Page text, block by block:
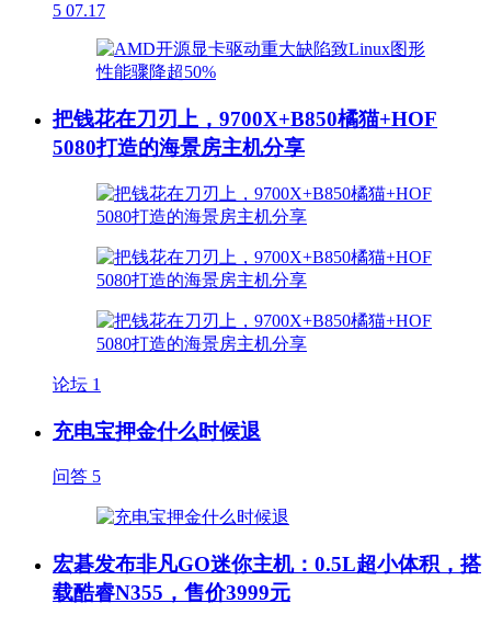
5 07.17
把钱花在刀刃上，9700X+B850橘猫+HOF
5080打造的海景房主机分享
论坛 1
充电宝押金什么时候退
问答 5
宏碁发布非凡GO迷你主机：0.5L超小体积，搭
载酷睿N355，售价3999元